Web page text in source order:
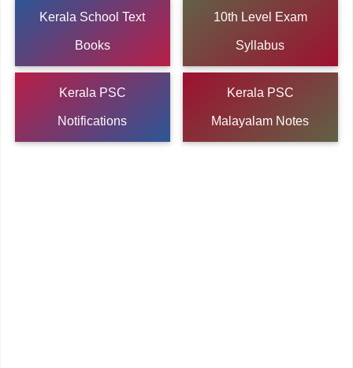
Kerala School Text
Books
10th Level Exam
Syllabus
Kerala PSC
Notifications
Kerala PSC
Malayalam Notes